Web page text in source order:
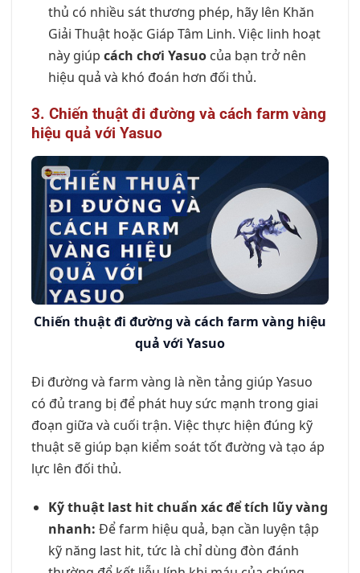
thủ có nhiều sát thương phép, hãy lên Khăn
Giải Thuật hoặc Giáp Tâm Linh. Việc linh hoạt
này giúp cách chơi Yasuocủa bạn trở nên
hiệu quả và khó đoán hơn đối thủ.
3. Chiến thuật đi đường và cách farm vàng
hiệu quả với Yasuo
Chiến thuật đi đường và cách farm vàng hiệu
quả với Yasuo
Đi đường và farm vàng là nền tảng giúp Yasuo
có đủ trang bị để phát huy sức mạnh trong giai
đoạn giữa và cuối trận. Việc thực hiện đúng kỹ
thuật sẽ giúp bạn kiểm soát tốt đường và tạo áp
lực lên đối thủ.
Kỹ thuật last hit chuẩn xác để tích lũy vàng
nhanh: Để farm hiệu quả, bạn cần luyện tập
kỹ năng last hit, tức là chỉ dùng đòn đánh